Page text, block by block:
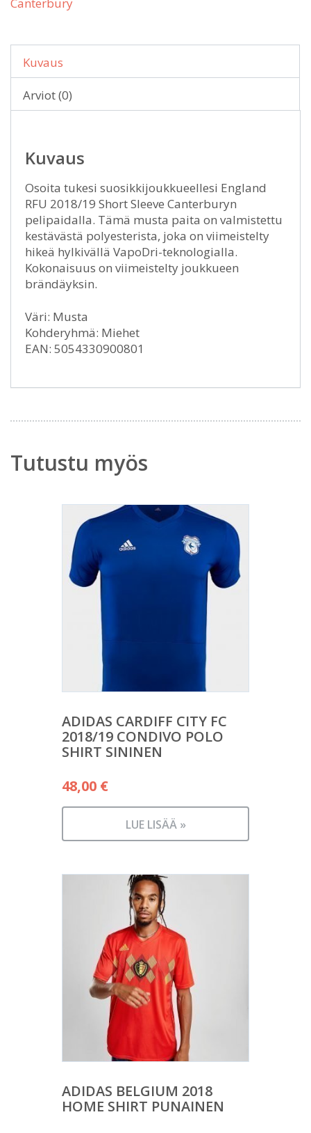
Canterbury
Kuvaus
Arviot (0)
Kuvaus
Osoita tukesi suosikkijoukkueellesi England
RFU 2018/19 Short Sleeve Canterburyn
pelipaidalla. Tämä musta paita on valmistettu
kestävästä polyesterista, joka on viimeistelty
hikeä hylkivällä VapoDri-teknologialla.
Kokonaisuus on viimeistelty joukkueen
brändäyksin.
Väri: Musta
Kohderyhmä: Miehet
EAN: 5054330900801
Tutustu myös
ADIDAS CARDIFF CITY FC
2018/19 CONDIVO POLO
SHIRT SININEN
48,00 €
LUE LISÄÄ »
ADIDAS BELGIUM 2018
HOME SHIRT PUNAINEN